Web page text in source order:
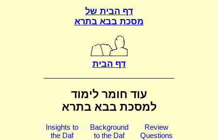
דף הבית של
מסכת בבא בתרא
דף הבית
עוד חומר לימוד
למסכת בבא בתרא
Insights to
the Daf
Background
to the Daf
Review
Questions